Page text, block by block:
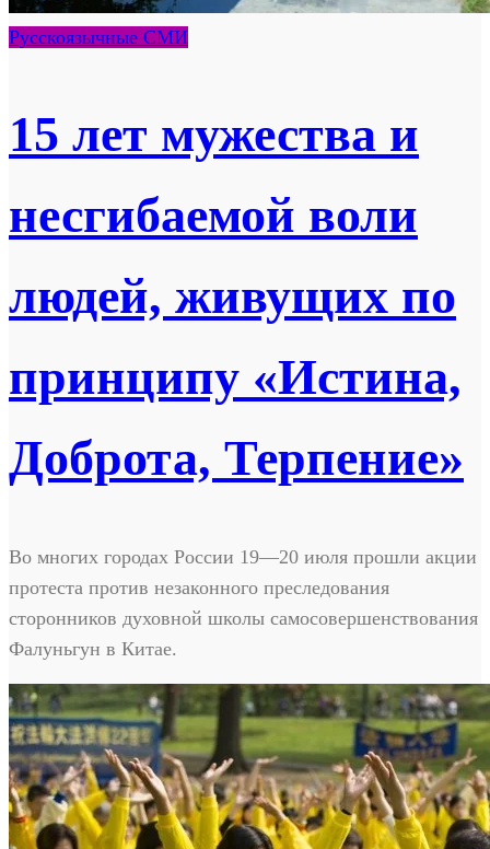
Русскоязычные СМИ
15 лет мужества и
несгибаемой воли
людей, живущих по
принципу «Истина,
Доброта, Терпение»
Во многих городах России 19—20 июля прошли акции
протеста против незаконного преследования
сторонников духовной школы самосовершенствования
Фалуньгун в Китае.